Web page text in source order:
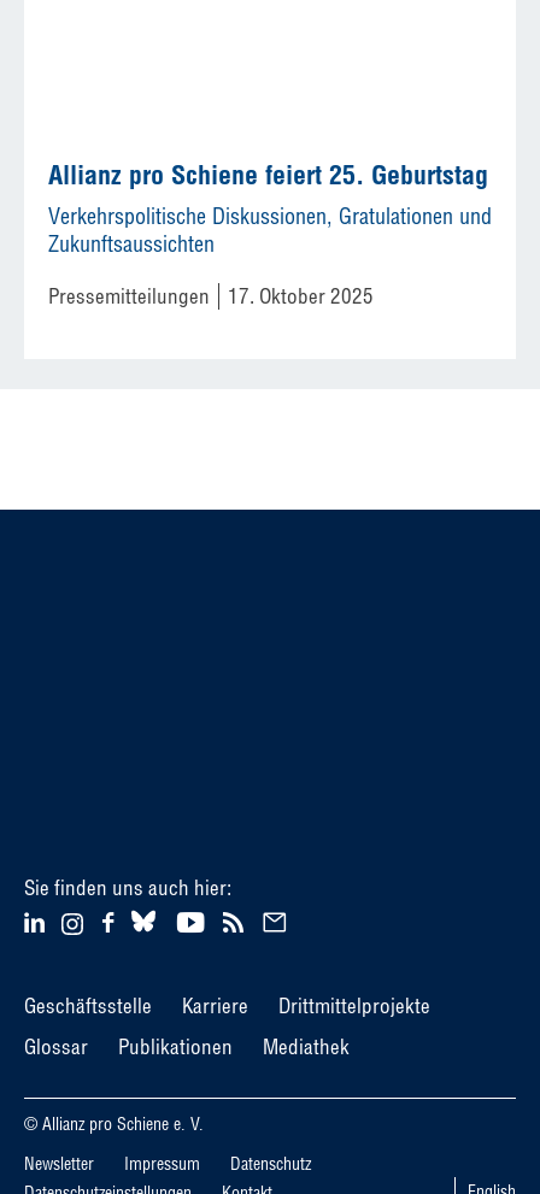
Allianz pro Schiene feiert 25. Geburtstag
Verkehrspolitische Diskussionen, Gratulationen und
Zukunftsaussichten
Pressemitteilungen 17. Oktober 2025
Sie finden uns auch hier:
Geschäftsstelle Karriere
Drittmittelprojekte
Glossar
Publikationen Mediathek
© Allianz pro Schiene e. V.
Newsletter
Impressum
Datenschutz